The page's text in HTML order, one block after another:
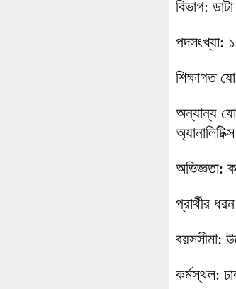
বিভাগ:
পদসংখ্যা:
শিক্ষাগত
অন্যান্য
অভিজ্ঞতা:
প্রার্থীর
বয়সসীমা:
কর্মস্থল: